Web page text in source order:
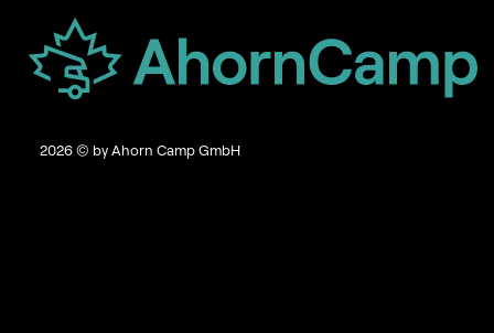
2026© by Ahorn Camp GmbH